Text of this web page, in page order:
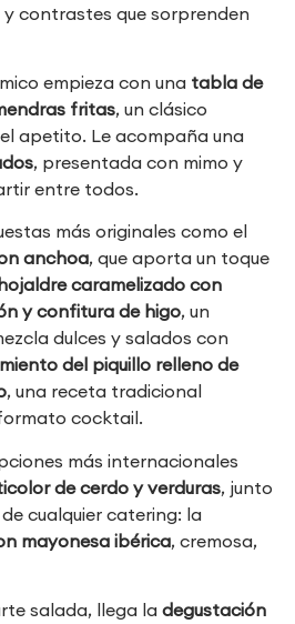
contrastes que sorprenden
empieza con una tabla de
fritas, un clásico
apetito. Le acompaña una
, presentada con mimo y
entre todos.
más originales como el
anchoa, que aporta un toque
hojaldre caramelizado con
y confitura de higo, un
dulces y salados con
del piquillo relleno de
, una receta tradicional
cocktail.
más internacionales
de cerdo y verduras, junto
cualquier catering: la
mayonesa ibérica, cremosa,
salada, llega la degustación